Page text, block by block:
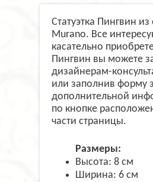
Статуэтка Пингвин
Murano. Все
касательно
Пингвин вы можете
дизайнерам-
или заполнив форму
дополнительной
по кнопке
части страницы.
Размеры:
Высота: 8 см
Ширина: 6 см